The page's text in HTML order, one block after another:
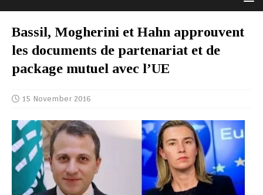
Bassil, Mogherini et Hahn approuvent
les documents de partenariat et de
package mutuel avec l’UE
15 November 2016